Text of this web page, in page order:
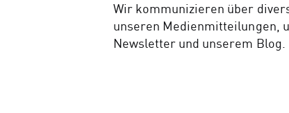
Wir kommunizieren über
unseren Medienmitteilungen,
Newsletter und unserem Blog.